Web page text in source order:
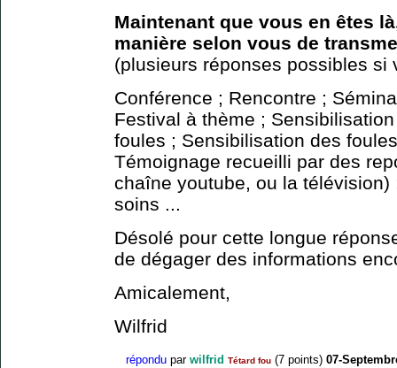
Maintenant que vous en êtes
manière selon vous de
(plusieurs réponses possibles si
Conférence ; Rencontre ;
Festival à thème ;
foules ; Sensibilisation des
Témoignage recueilli par des
chaîne youtube, ou la
soins ...
Désolé pour cette longue
de dégager des informations
Amicalement,
Wilfrid
répondu par wilfrid Tétard fou (7 points) 07-